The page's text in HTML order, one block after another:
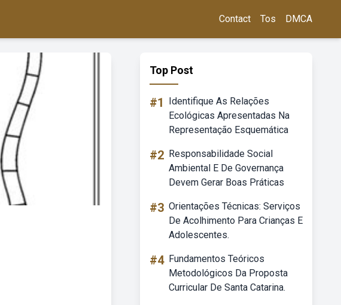
Contact Tos DMCA
Top Post
#1
Identifique As Relações
Ecológicas Apresentadas Na
Representação Esquemática
#2 Responsabilidade Social
Ambiental E De Governança
Devem Gerar Boas Práticas
#3 Orientações Técnicas: Serviços
De Acolhimento Para Crianças E
Adolescentes.
#4 Fundamentos Teóricos
Metodológicos Da Proposta
Curricular De Santa Catarina.